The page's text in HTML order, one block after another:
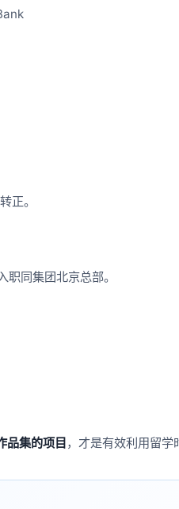
正。
同集团北京总部。
品集的项目，才是有效利用留学